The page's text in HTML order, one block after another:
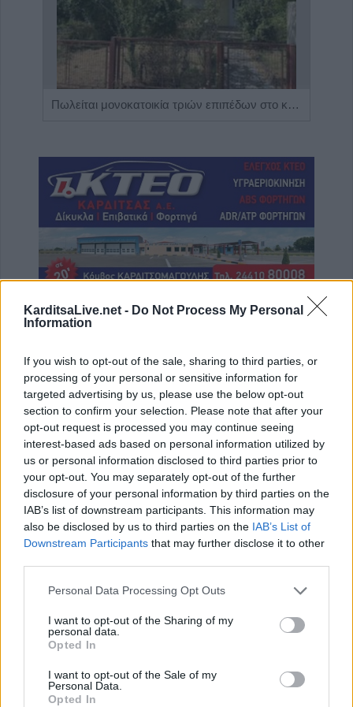
KarditsaLive.net - Do Not Process My Personal
Information
If you wish to opt-out of the sale, sharing to third parties, or
processing of your personal or sensitive information for
targeted advertising by us, please use the below opt-out
section to confirm your selection. Please note that after your
opt-out request is processed you may continue seeing
interest-based ads based on personal information utilized by
us or personal information disclosed to third parties prior to
your opt-out. You may separately opt-out of the further
disclosure of your personal information by third parties on the
IAB’s list of downstream participants. This information may
also be disclosed by us to third parties on the IAB’s List of
Downstream Participants that may further disclose it to other
Personal Data Processing Opt Outs
I want to opt-out of the Sharing of my
personal data.
Opted In
I want to opt-out of the Sale of my
Personal Data.
Opted In
Πωλείται μονοκατοικία τριών επιπέδων στο καταπράσινο Πευκόφυτο Καρδίτσας
ΤΕΛΕΥΤΑΙΑ ΝΕΑ
πρόβλημα των ανεπιτήρητων βοοειδών σε
κοινότητες του Δήμου Παλαμά
8 Αυγούστου 2026, 14:49
Ακυρώθηκε απόφαση του Περιφερειάρχη
Θεσσαλίας Δημ. Κουρέτα για το θαλάσσιο
σκι στη λίμνη Σμοκόβου
8 Αυγούστου 2026, 13:44
Συνεδρίαση Επιτροπής Εκτίμησης Κινδύνου
για τους ισχυρούς ανέμους και τις υψηλές
θερμοκρασίες
Την Κυριακή 9 Αυγούστου η κηδεία του
Αντώνιου Ηλ. Αντωνίου
8 Αυγούστου 2026, 13:02
Βλάβη στο δίκτυο υδροδότησης του Παλαμά
8 Αυγούστου 2026, 12:34